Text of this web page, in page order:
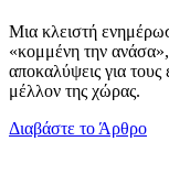
Μια κλειστή
«κομμένη την
αποκαλύψεις για τους
μέλλον της χώρας.
Διαβάστε το Άρθρο